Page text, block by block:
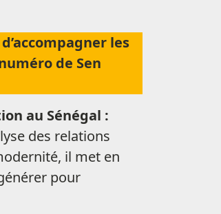
les
de Sen
au Sénégal :
des relations
il met en
pour